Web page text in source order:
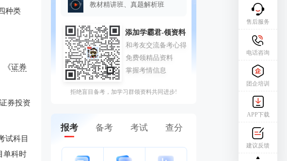
种类
《证券
证券投资
试科目
单科时
教材精讲班、真题解析班
拒绝盲目备考，加学习群领资料共同进步!
报考 备考 考试 查分
售后服务
电话咨询
团企培训
APP下载
建议反馈